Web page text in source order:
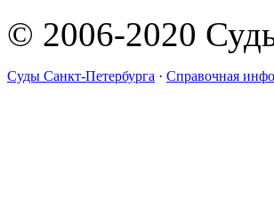
© 2006-2020
Суды Санкт-Петербурга · Справочная